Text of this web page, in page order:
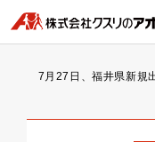
7月27日、福井県新規